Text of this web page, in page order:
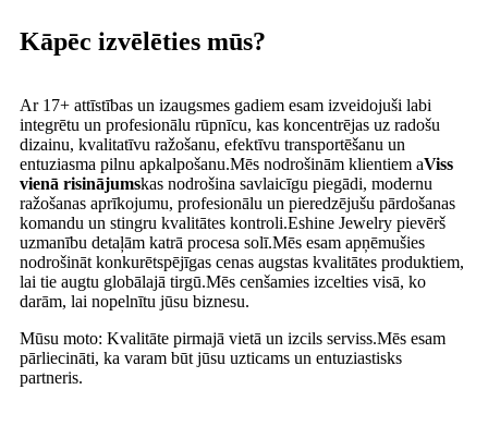
Kāpēc izvēlēties mūs?
Ar 17+ attīstības un izaugsmes gadiem esam izveidojuši labi
integrētu un profesionālu rūpnīcu, kas koncentrējas uz radošu
dizainu, kvalitatīvu ražošanu, efektīvu transportēšanu un
entuziasma pilnu apkalpošanu.Mēs nodrošinām klientiem aViss
vienā risinājumskas nodrošina savlaicīgu piegādi, modernu
ražošanas aprīkojumu, profesionālu un pieredzējušu pārdošanas
komandu un stingru kvalitātes kontroli.Eshine Jewelry pievērš
uzmanību detaļām katrā procesa solī.Mēs esam apņēmušies
nodrošināt konkurētspējīgas cenas augstas kvalitātes produktiem,
lai tie augtu globālajā tirgū.Mēs cenšamies izcelties visā, ko
darām, lai nopelnītu jūsu biznesu.
Mūsu moto: Kvalitāte pirmajā vietā un izcils serviss.Mēs esam
pārliecināti, ka varam būt jūsu uzticams un entuziastisks
partneris.